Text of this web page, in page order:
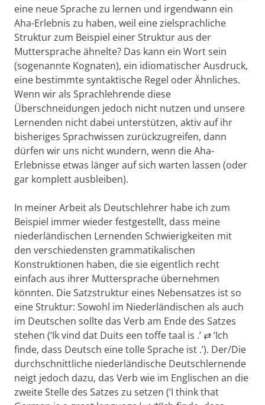
eine neue Sprache zu lernen und irgendwann ein
Aha-Erlebnis zu haben, weil eine zielsprachliche
Struktur zum Beispiel einer Struktur aus der
Muttersprache ähnelte? Das kann ein Wort sein
(sogenannte Kognaten), ein idiomatischer Ausdruck,
eine bestimmte syntaktische Regel oder Ähnliches.
Wenn wir als Sprachlehrende diese
Überschneidungen jedoch nicht nutzen und unsere
Lernenden nicht dabei unterstützen, aktiv auf ihr
bisheriges Sprachwissen zurückzugreifen, dann
dürfen wir uns nicht wundern, wenn die Aha-
Erlebnisse etwas länger auf sich warten lassen (oder
gar komplett ausbleiben).
In meiner Arbeit als Deutschlehrer habe ich zum
Beispiel immer wieder festgestellt, dass meine
niederländischen Lernenden Schwierigkeiten mit
den verschiedensten grammatikalischen
Konstruktionen haben, die sie eigentlich recht
einfach aus ihrer Muttersprache übernehmen
könnten. Die Satzstruktur eines Nebensatzes ist so
eine Struktur: Sowohl im Niederländischen als auch
im Deutschen sollte das Verb am Ende des Satzes
stehen (‘Ik vind dat Duits een toffe taal is .’ ⇄ ‘Ich
finde, dass Deutsch eine tolle Sprache ist .’). Der/Die
durchschnittliche niederländische Deutschlernende
neigt jedoch dazu, das Verb wie im Englischen an die
zweite Stelle des Satzes zu setzen (‘I think that